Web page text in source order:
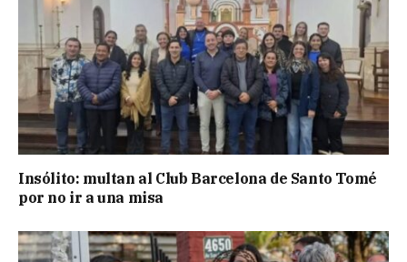
Insólito: multan al Club Barcelona de Santo Tomé
por no ir a una misa